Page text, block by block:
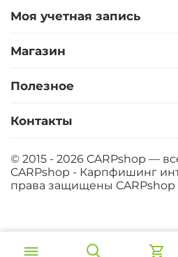
Моя учетная запись
Магазин
Полезное
Контакты
© 2015 - 2026 CARPshop —
CARPshop - Карпфишинг
права защищены CARPshop
‍8 067‍